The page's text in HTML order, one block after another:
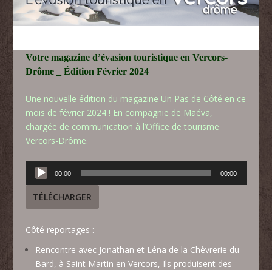
Votre magazine d’évasion touristique en Vercors-
Drôme _ Édition Février 2024
Une nouvelle édition du magazine Un Pas de Côté en ce
mois de février 2024 ! En compagnie de Maéva,
chargée de communication à l’Office de tourisme
Vercors-Drôme.
Lecteur
audio
00:00 00:00
TÉLÉCHARGER
Côté reportages :
Rencontre avec Jonathan et Léna de la Chèvrerie du
Bard, à Saint Martin en Vercors, Ils produisent des